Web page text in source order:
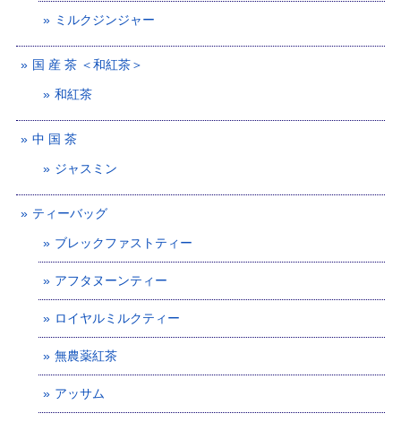
ミルクジンジャー
国 産 茶 ＜和紅茶＞
和紅茶
中 国 茶
ジャスミン
ティーバッグ
ブレックファストティー
アフタヌーンティー
ロイヤルミルクティー
無農薬紅茶
アッサム